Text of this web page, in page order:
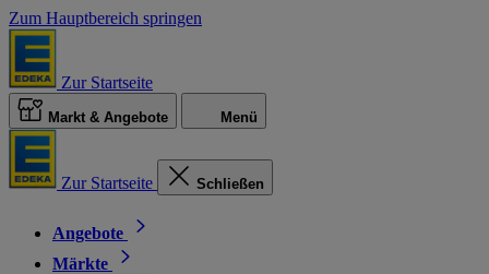
Zum Hauptbereich springen
Zur Startseite
Markt & Angebote Menü
Zur Startseite Schließen
Angebote
Märkte